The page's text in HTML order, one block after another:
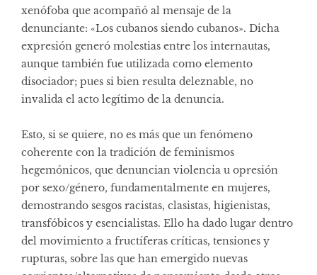
xenófoba que acompañó al mensaje de la
denunciante: «Los cubanos siendo cubanos». Dicha
expresión generó molestias entre los internautas,
aunque también fue utilizada como elemento
disociador; pues si bien resulta deleznable, no
invalida el acto legítimo de la denuncia.
Esto, si se quiere, no es más que un fenómeno
coherente con la tradición de feminismos
hegemónicos, que denuncian violencia u opresión
por sexo/género, fundamentalmente en mujeres,
demostrando sesgos racistas, clasistas, higienistas,
transfóbicos y esencialistas. Ello ha dado lugar dentro
del movimiento a fructíferas críticas, tensiones y
rupturas, sobre las que han emergido nuevas